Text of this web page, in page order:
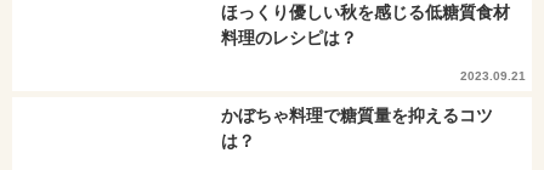
ほっくり優しい秋を感じる低糖質食材
料理のレシピは？
2023.09.21
かぼちゃ料理で糖質量を抑えるコツ
は？